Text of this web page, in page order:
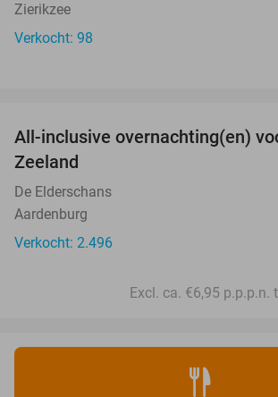
Zierikzee
Verkocht: 98
All-inclusive overnachting(en)
Zeeland
De Elderschans
Aardenburg
Verkocht: 2.496
Excl. ca. €6,95